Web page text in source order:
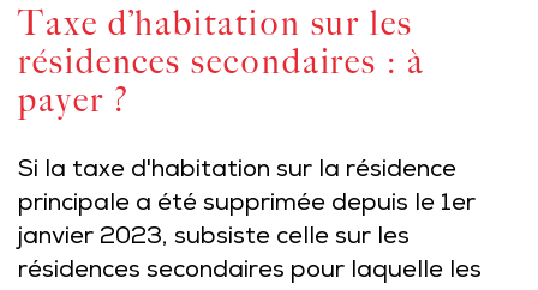
Taxe d’habitation sur les
résidences secondaires : à
payer ?
Si la taxe d'habitation sur la résidence
principale a été supprimée depuis le 1er
janvier 2023, subsiste celle sur les
résidences secondaires pour laquelle les